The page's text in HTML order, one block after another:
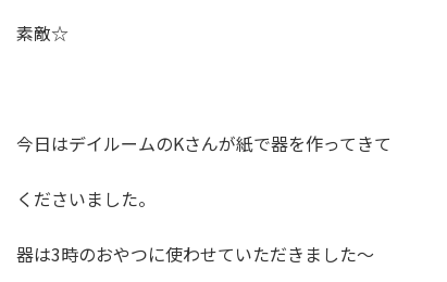
素敵☆
今日はデイルームのKさんが紙で器を作ってきて
くださいました。
器は3時のおやつに使わせていただきました～